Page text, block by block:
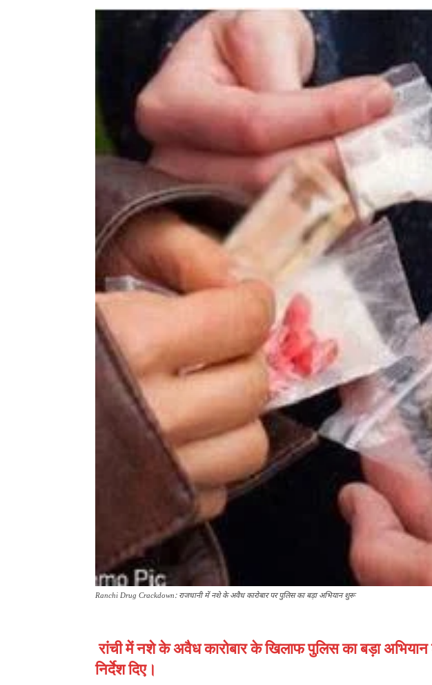
Ranchi Drug Crackdown: राजधानी में नशे के अवैध कारोबार पर पुलिस का बड़ा अभियान शुरू
रांची में नशे के अवैध कारोबार के खिलाफ पुलिस का बड़ा
निर्देश दिए।